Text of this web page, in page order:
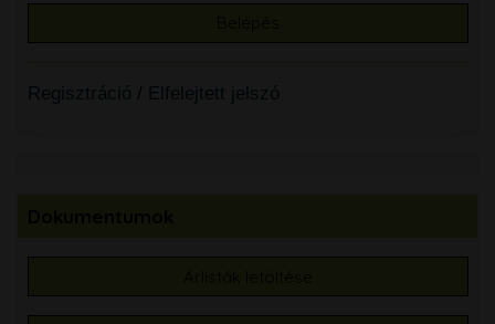
Regisztráció / Elfelejtett jelszó